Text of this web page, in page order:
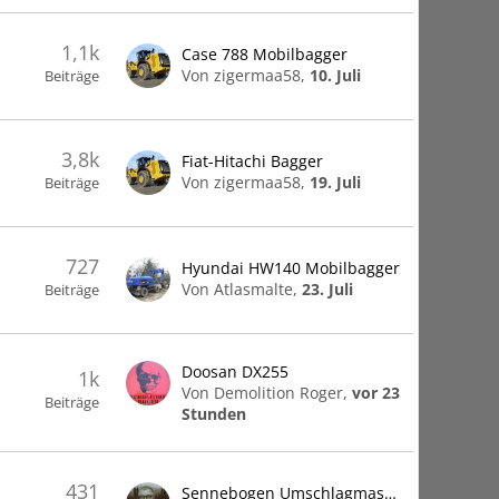
1,1k
Beiträge
Case 788 Mobilbagger
Von zigermaa58, 10. Juli
3,8k
Beiträge
Fiat-Hitachi Bagger
Von zigermaa58, 19. Juli
727
Beiträge
Hyundai HW140 Mobilbagger
Von Atlasmalte, 23. Juli
1k
Beiträge
Doosan DX255
Von Demolition Roger, vor 23
Stunden
431 Sennebogen Umschlagmaschinen